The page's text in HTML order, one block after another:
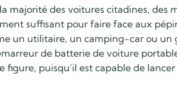
majorité des voitures citadines, des
suffisant pour faire face aux
un utilitaire, un camping-car ou un
de batterie de voiture
figure, puisqu’il est capable de